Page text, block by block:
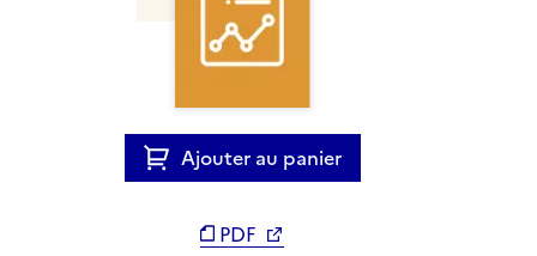
Ajouter au panier
PDF